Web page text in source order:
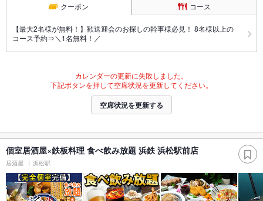
クーポン コース
【最大2名様が無料！】歓送迎会のお探しの幹事様必見！ 8名様以上の
コース予約⇒＼1名無料！／
カレンダーの更新に失敗しました。
下記ボタンを押して空席状況を更新してください。
空席状況を更新する
個室居酒屋×鉄板料理 食べ飲み放題 浜鉄 浜松駅前店
居酒屋 浜松駅